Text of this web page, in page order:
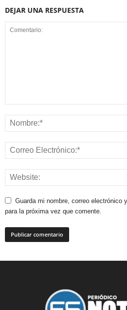
DEJAR UNA RESPUESTA
Guarda mi nombre, correo electrónico
para la próxima vez que comente.